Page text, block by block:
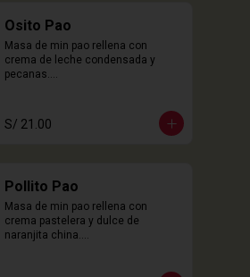
Osito Pao
Masa de min pao rellena con
crema de leche condensada y
pecanas.
S/ 21.00
Pollito Pao
Masa de min pao rellena con
crema pastelera y dulce de
naranjita china.